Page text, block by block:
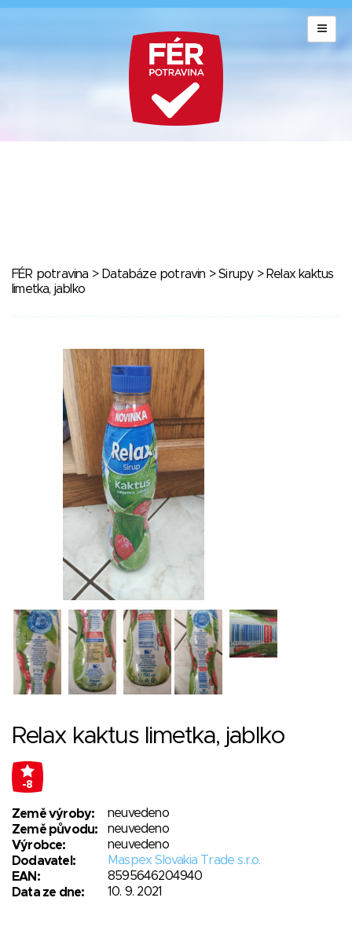
FÉR potravina > Databáze potravin >Sirupy> Relax kaktus
limetka, jablko
Relax kaktus limetka, jablko
-8
Země výroby:
neuvedeno
Země původu:
neuvedeno
Výrobce:
neuvedeno
Dodavatel:
Maspex Slovakia Trade s.r.o.
EAN:
8595646204940
Data ze dne:
10. 9. 2021